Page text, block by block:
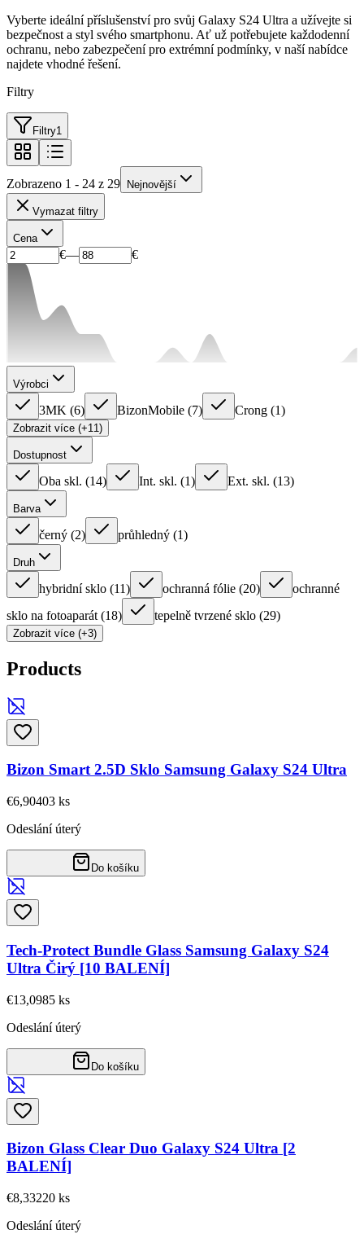
Vyberte ideální příslušenství pro svůj Galaxy S24 Ultra a užívejte si
bezpečnost a styl svého smartphonu. Ať už potřebujete každodenní
ochranu, nebo zabezpečení pro extrémní podmínky, v naší nabídce
najdete vhodné řešení.
Filtry
Filtry1
Zobrazeno 1 - 24 z 29 Nejnovější
Vymazat filtry
Cena
€— €
Výrobci
3MK (6) BizonMobile (7) Crong (1)
Zobrazit více (+11)
Dostupnost
Oba skl. (14) Int. skl. (1) Ext. skl. (13)
Barva
černý (2) průhledný (1)
Druh
hybridní sklo (11) ochranná fólie (20)
ochranné
sklo na fotoaparát (18) tepelně tvrzené sklo (29)
Zobrazit více (+3)
Products
Bizon Smart 2.5D Sklo Samsung Galaxy S24 Ultra
€6,90403 ks
Odeslání úterý
Do košíku
Tech-Protect Bundle Glass Samsung Galaxy S24
Ultra Čirý [10 BALENÍ]
€13,0985 ks
Odeslání úterý
Do košíku
Bizon Glass Clear Duo Galaxy S24 Ultra [2
BALENÍ]
€8,33220 ks
Odeslání úterý